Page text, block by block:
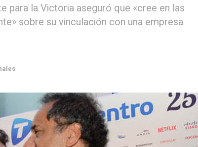
para la Victoria aseguró que «cree en las
sobre su vinculación con una empresa